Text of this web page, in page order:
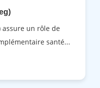
un rôle de
santé...